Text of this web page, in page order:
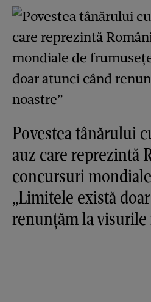
Povestea tânărului
auz care reprezintă
concursuri
„Limitele există
renunțăm la visurile